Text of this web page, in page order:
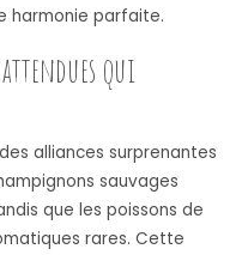
harmonie parfaite.
qui
alliances surprenantes
sauvages
que les poissons de
rares. Cette